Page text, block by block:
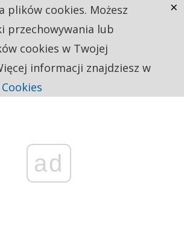
ad
plików cookies. Możesz
przechowywania lub
cookies w Twojej
informacji znajdziesz w
×